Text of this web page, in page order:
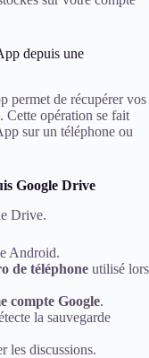
depuis une
permet de récupérer vos
Cette opération se fait
sur un téléphone ou
Google Drive
Drive.
Android.
de téléphone utilisé lors
compte Google.
la sauvegarde
les discussions.